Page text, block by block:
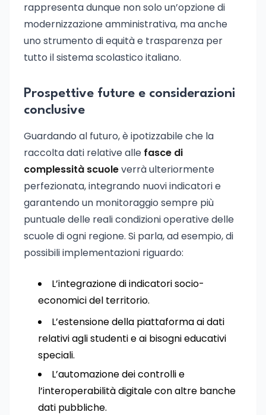
rappresenta dunque non solo un’opzione di
modernizzazione amministrativa, ma anche
uno strumento di equità e trasparenza per
tutto il sistema scolastico italiano.
Prospettive future e considerazioni
conclusive
Guardando al futuro, è ipotizzabile che la
raccolta dati relative alle fasce di
complessità scuoleverrà ulteriormente
perfezionata, integrando nuovi indicatori e
garantendo un monitoraggio sempre più
puntuale delle reali condizioni operative delle
scuole di ogni regione. Si parla, ad esempio, di
possibili implementazioni riguardo:
L’integrazione di indicatori socio-
economici del territorio.
L’estensione della piattaforma ai dati
relativi agli studenti e ai bisogni educativi
speciali.
L’automazione dei controlli e
l’interoperabilità digitale con altre banche
dati pubbliche.